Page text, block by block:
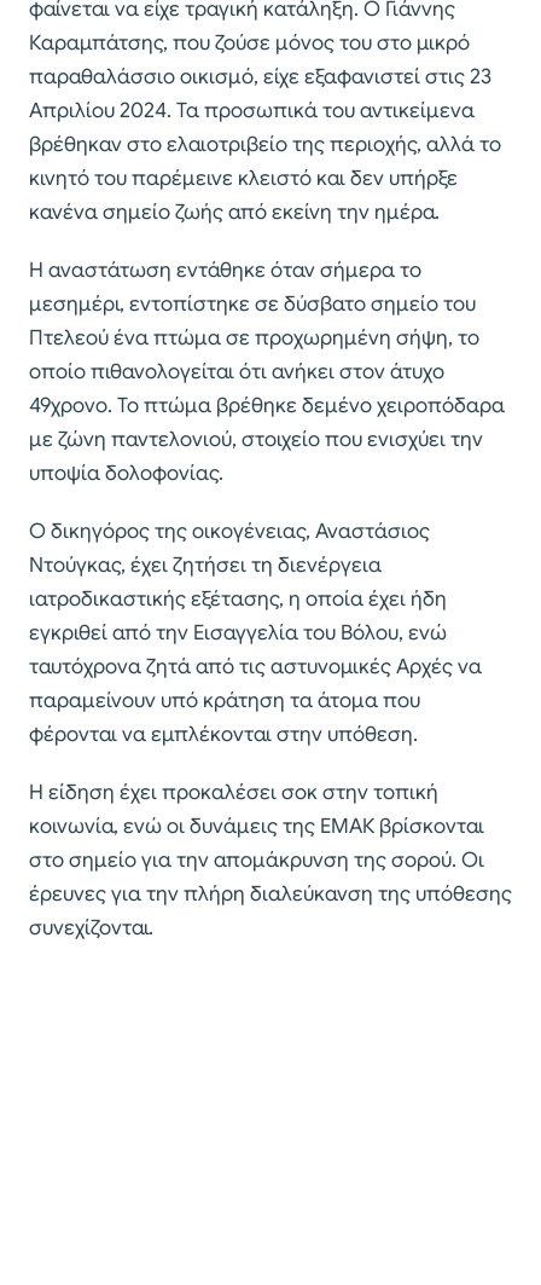
φαίνεται να είχε τραγική κατάληξη. Ο Γιάννης
Καραμπάτσης, που ζούσε μόνος του στο μικρό
παραθαλάσσιο οικισμό, είχε εξαφανιστεί στις 23
Απριλίου 2024. Τα προσωπικά του αντικείμενα
βρέθηκαν στο ελαιοτριβείο της περιοχής, αλλά το
κινητό του παρέμεινε κλειστό και δεν υπήρξε
κανένα σημείο ζωής από εκείνη την ημέρα.
Η αναστάτωση εντάθηκε όταν σήμερα το
μεσημέρι, εντοπίστηκε σε δύσβατο σημείο του
Πτελεού ένα πτώμα σε προχωρημένη σήψη, το
οποίο πιθανολογείται ότι ανήκει στον άτυχο
49χρονο. Το πτώμα βρέθηκε δεμένο χειροπόδαρα
με ζώνη παντελονιού, στοιχείο που ενισχύει την
υποψία δολοφονίας.
Ο δικηγόρος της οικογένειας, Αναστάσιος
Ντούγκας, έχει ζητήσει τη διενέργεια
ιατροδικαστικής εξέτασης, η οποία έχει ήδη
εγκριθεί από την Εισαγγελία του Βόλου, ενώ
ταυτόχρονα ζητά από τις αστυνομικές Αρχές να
παραμείνουν υπό κράτηση τα άτομα που
φέρονται να εμπλέκονται στην υπόθεση.
Η είδηση έχει προκαλέσει σοκ στην τοπική
κοινωνία, ενώ οι δυνάμεις της ΕΜΑΚ βρίσκονται
στο σημείο για την απομάκρυνση της σορού. Οι
έρευνες για την πλήρη διαλεύκανση της υπόθεσης
συνεχίζονται.